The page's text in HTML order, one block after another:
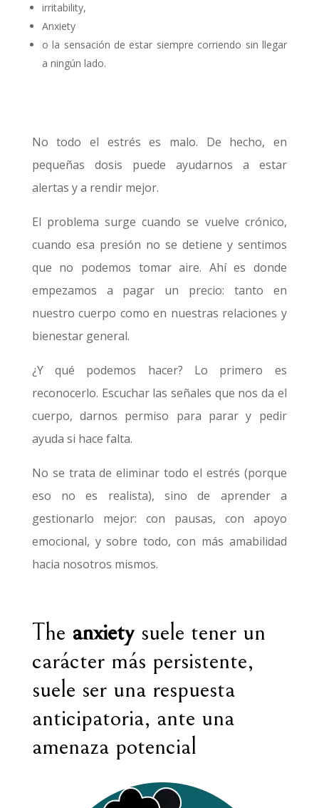
irritability,
Anxiety
o la sensación de estar siempre corriendo sin llegar
a ningún lado.
No todo el estrés es malo. De hecho, en
pequeñas dosis puede ayudarnos a estar
alertas y a rendir mejor.
El problema surge cuando se vuelve crónico,
cuando esa presión no se detiene y sentimos
que no podemos tomar aire. Ahí es donde
empezamos a pagar un precio: tanto en
nuestro cuerpo como en nuestras relaciones y
bienestar general.
¿Y qué podemos hacer? Lo primero es
reconocerlo. Escuchar las señales que nos da el
cuerpo, darnos permiso para parar y pedir
ayuda si hace falta.
No se trata de eliminar todo el estrés (porque
eso no es realista), sino de aprender a
gestionarlo mejor: con pausas, con apoyo
emocional, y sobre todo, con más amabilidad
hacia nosotros mismos.
The anxietysuele tener un
carácter más persistente,
suele ser una respuesta
anticipatoria, ante una
amenaza potencial